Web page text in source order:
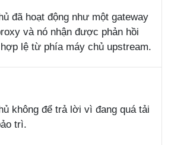
đã hoạt động như một gateway
và nó nhận được phản hồi
lệ từ phía máy chủ upstream.
không để trả lời vì đang quá tải
trì.